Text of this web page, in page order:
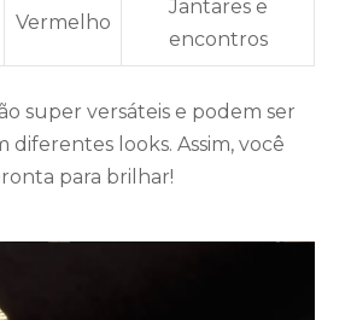
Vermelho
Jantares e
encontros
super versáteis e podem ser
diferentes looks. Assim, você
para brilhar!